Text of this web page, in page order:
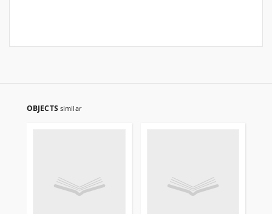
OBJECTS similar